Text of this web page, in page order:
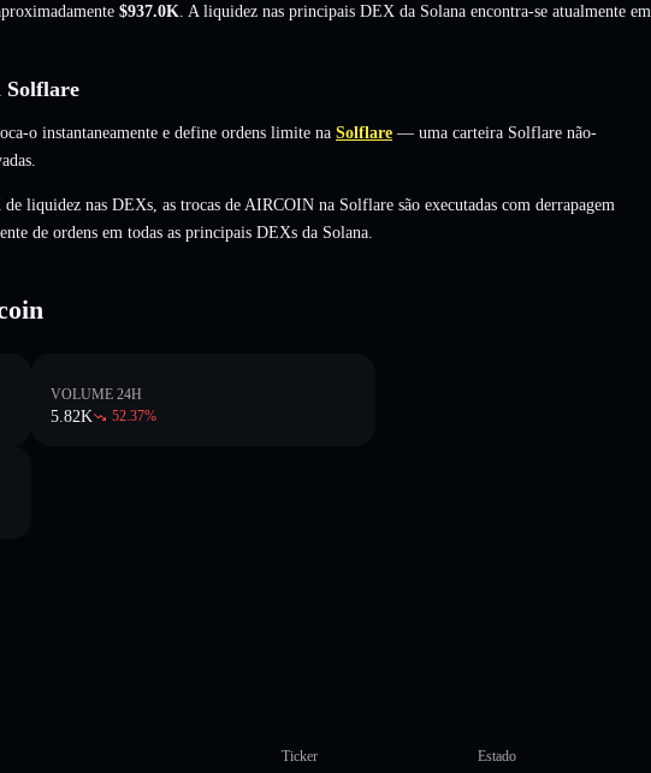
$937.0K . A liquidez nas principais DEX da Solana encontra-se atualmente em
Solflare
o instantaneamente e define ordens limite na Solflare — uma carteira Solflare não-
liquidez nas DEXs, as trocas de AIRCOIN na Solflare são executadas com derrapagem
de ordens em todas as principais DEXs da Solana.
VOLUME 24H
5.82K 52.37%
Ticker Estado